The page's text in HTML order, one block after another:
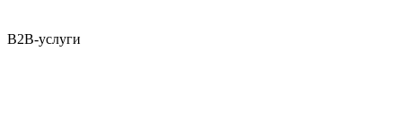
B2B-услуги